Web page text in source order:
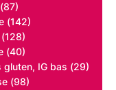
(142)
(40)
IG bas (29)
(98)